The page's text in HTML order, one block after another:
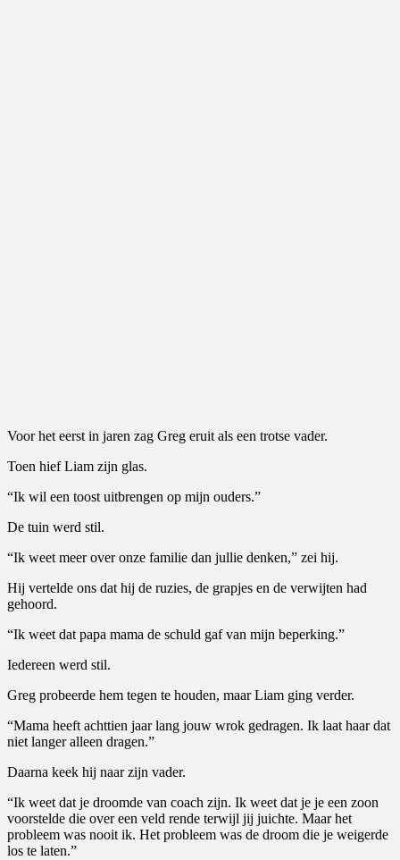
Voor het eerst in jaren zag Greg eruit als een trotse vader.
Toen hief Liam zijn glas.
“Ik wil een toost uitbrengen op mijn ouders.”
De tuin werd stil.
“Ik weet meer over onze familie dan jullie denken,” zei hij.
Hij vertelde ons dat hij de ruzies, de grapjes en de verwijten had
gehoord.
“Ik weet dat papa mama de schuld gaf van mijn beperking.”
Iedereen werd stil.
Greg probeerde hem tegen te houden, maar Liam ging verder.
“Mama heeft achttien jaar lang jouw wrok gedragen. Ik laat haar dat
niet langer alleen dragen.”
Daarna keek hij naar zijn vader.
“Ik weet dat je droomde van coach zijn. Ik weet dat je je een zoon
voorstelde die over een veld rende terwijl jij juichte. Maar het
probleem was nooit ik. Het probleem was de droom die je weigerde
los te laten.”